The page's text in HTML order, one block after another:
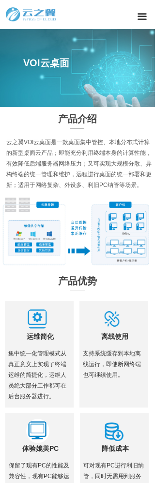
끀
VOI云桌面
产品介绍
云之翼VOI云桌面是⼀款桌面集中管控、本地分布式计算
的新型桌面云产品；即能充分利用终端本身的计算性能，
有效降低后端服务器网络压力；又可实现大规模分散、异
构终端的统一管理和维护，远程进行桌面的统一部署和更
新；适用于网络复杂、外设多、利旧PC纳管等场景。
产品优势
运维简化
集中统一化管理模式从
真正意义上实现了终端
运维的简捷化，运维人
员绝大部分工作都可在
后台服务器进行。
离线使用
支持系统缓存到本地离
线运行，即使断网终端
也可继续使用。
体验媲美PC
保留了现有PC的性能及
兼容性，现有PC能够运
降低成本
可对现有PC进行利旧纳
管，同时无需用到服务